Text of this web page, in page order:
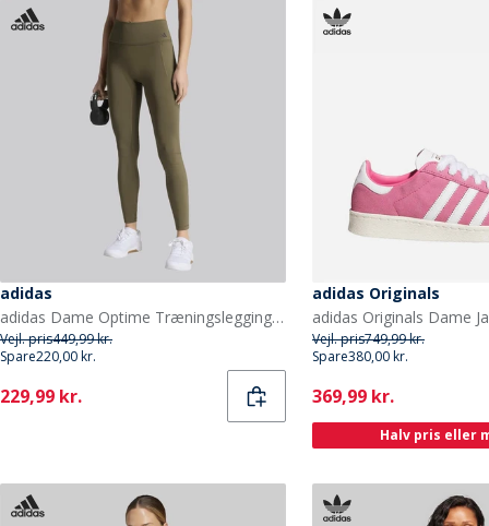
adidas
adidas Dame Optime Træningsleggings Olive Strata
Vejl. pris449,99 kr.
Spare220,00 kr.
Current
229,99 kr.
adidas Originals
Vejl. pris749,99 kr.
Spare380,00 kr.
Current
369,99 kr.
Halv pris eller